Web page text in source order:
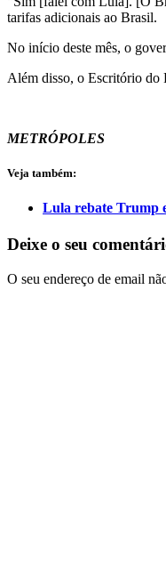
tarifas adicionais ao Brasil.
No início deste mês, o
Além disso, o Escritório do
METRÓPOLES
Veja também:
Lula rebate Trump
Deixe o seu
O seu endereço de email